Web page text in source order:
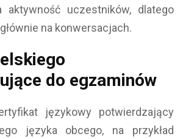
aktywność uczestników, dlatego
na konwersacjach.
do egzaminów
językowy potwierdzający
języka obcego, na przykład